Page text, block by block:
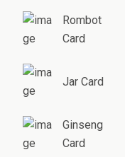
Rombot
Card
Jar Card
Ginseng
Card